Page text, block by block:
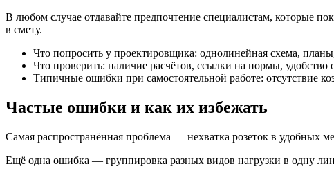
В любом случае отдавайте предпочтение специалистам, которые
в смету.
Что попросить у проектировщика: однолинейная схема,
Что проверить: наличие расчётов, ссылки на нормы,
Типичные ошибки при самостоятельной работе: отсутствие
Частые ошибки и как их избежать
Самая распространённая проблема — нехватка розеток в удобных
Ещё одна ошибка — группировка разных видов нагрузки в одну